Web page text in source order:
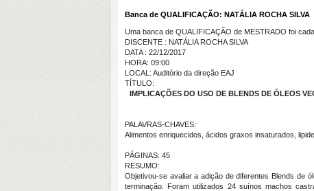
Banca de QUALIFICAÇÃO: NATÁLIA ROCHA SILVA
Uma banca de QUALIFICAÇÃO de MESTRADO foi
DISCENTE : NATÁLIA ROCHA SILVA
DATA : 22/12/2017
HORA: 09:00
LOCAL: Auditório da direção EAJ
TÍTULO:
IMPLICAÇÕES DO USO DE BLENDS DE ÓLEOS
PALAVRAS-CHAVES:
Alimentos enriquecidos, ácidos graxos insaturados,
PÁGINAS: 45
RESUMO:
Objetivou-se avaliar a adição de diferentes Blends de
terminação. Foram utilizados 24 suínos machos